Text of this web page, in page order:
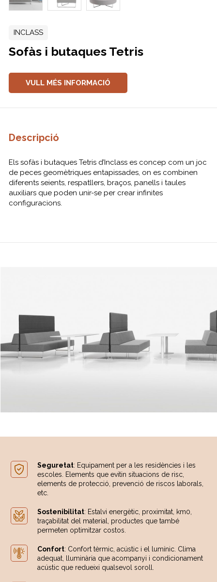
INCLASS
Sofàs i butaques Tetris
VULL MÉS INFORMACIÓ
Descripció
Els sofàs i butaques Tetris d’Inclass es concep com un joc
de peces geomètriques entapissades, on es combinen
diferents seients, respatllers, braços, panells i taules
auxiliars que poden unir-se per crear infinites
configuracions.
Seguretat: Equipament per a les residències i les
escoles. Elements que evitin situacions de risc,
elements de protecció, prevenció de riscos laborals,
etc.
Sostenibilitat: Estalvi energètic, proximitat, km0,
traçabilitat del material, productes que també
permeten optimitzar costos.
Confort: Confort tèrmic, acústic i el lumínic. Clima
adequat, lluminària que acompanyi i condicionament
acústic que redueixi qualsevol soroll.